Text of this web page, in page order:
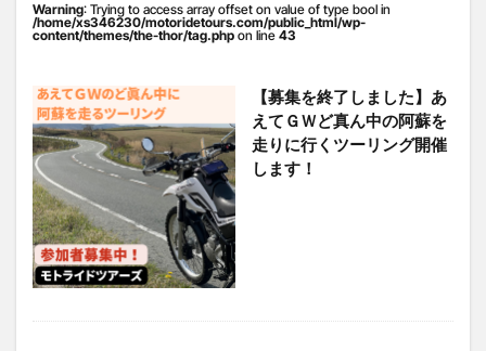
Warning: Trying to access array offset on value of type bool in
/home/xs346230/motoridetours.com/public_html/wp-
content/themes/the-thor/tag.php on line 43
【募集を終了しました】あ
えてＧＷど真ん中の阿蘇を
走りに行くツーリング開催
します！